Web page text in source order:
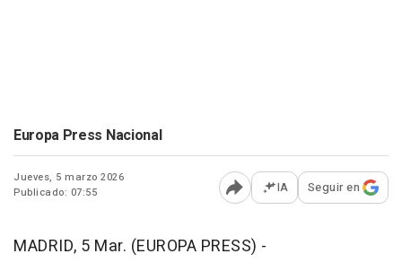
Europa Press Nacional
Jueves, 5 marzo 2026
Publicado: 07:55
Abrir opciones para
IA Seguir en
MADRID, 5 Mar. (EUROPA PRESS) -